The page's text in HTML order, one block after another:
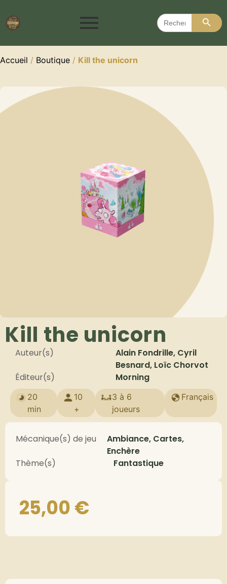
Search
for:
Search
Accueil / Boutique / Kill the unicorn
Kill the unicorn
Auteur(s)
Alain Fondrille, Cyril
Besnard, Loïc Chorvot
Éditeur(s)
Morning
20
min
10
+
3 à 6
joueurs
Français
Mécanique(s) de jeu
Ambiance, Cartes,
Enchère
Thème(s)
Fantastique
25,00€